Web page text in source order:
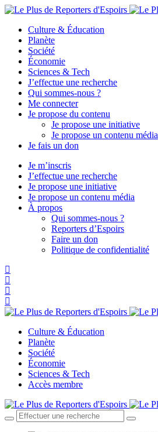
Culture & Éducation
Planète
Société
Économie
Sciences & Tech
J’effectue une recherche
Qui sommes-nous ?
Me connecter
Je propose du contenu
Je propose une initiative
Je propose un contenu média
Je fais un don
Je m’inscris
J’effectue une recherche
Je propose une initiative
Je propose un contenu média
À propos
Qui sommes-nous ?
Reporters d’Espoirs
Faire un don
Politique de confidentialité
Culture & Éducation
Planète
Société
Économie
Sciences & Tech
Accès membre